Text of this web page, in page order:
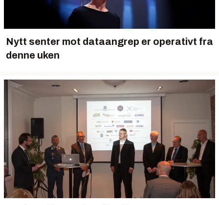
Nytt senter mot dataangrep er operativt fra
denne uken